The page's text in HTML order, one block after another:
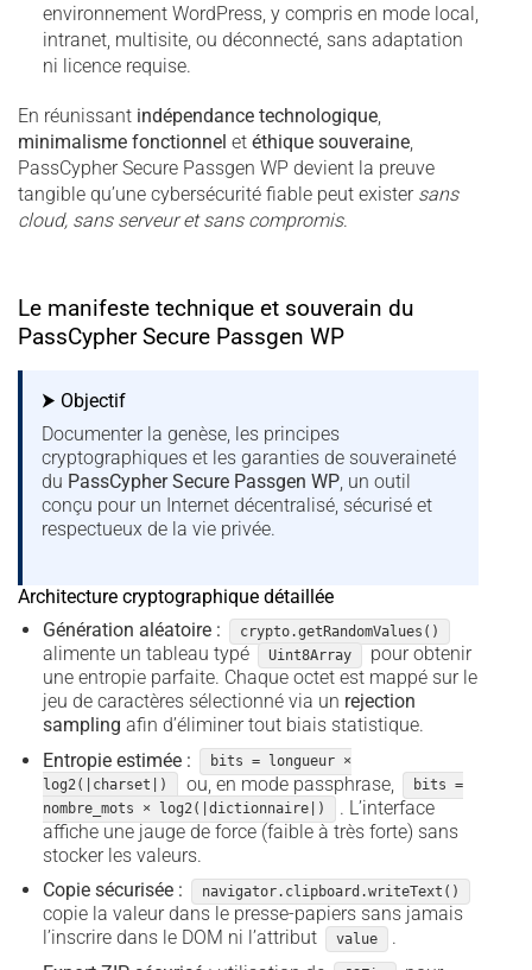
environnement WordPress, y compris en mode local,
intranet, multisite, ou déconnecté, sans adaptation
ni licence requise.
En réunissant indépendance technologique,
minimalisme fonctionnel et éthique souveraine,
PassCypher Secure Passgen WP devient la preuve
tangible qu’une cybersécurité fiable peut exister sans
cloud, sans serveur et sans compromis.
Le manifeste technique et souverain du
PassCypher Secure Passgen WP
⮞ Objectif
Documenter la genèse, les principes
cryptographiques et les garanties de souveraineté
du PassCypher Secure Passgen WP, un outil
conçu pour un Internet décentralisé, sécurisé et
respectueux de la vie privée.
Architecture cryptographique détaillée
Génération aléatoire :
crypto.getRandomValues()
alimente un tableau typé Uint8Array
pour obtenir
une entropie parfaite. Chaque octet est mappé sur le
jeu de caractères sélectionné via un rejection
sampling afin d’éliminer tout biais statistique.
Entropie estimée :
bits = longueur ×
log2(|charset|)
ou, en mode passphrase,
bits =
nombre_mots × log2(|dictionnaire|)
. L’interface
affiche une jauge de force (faible à très forte) sans
stocker les valeurs.
Copie sécurisée :
navigator.clipboard.writeText()
copie la valeur dans le presse-papiers sans jamais
l’inscrire dans le DOM ni l’attribut
value
.